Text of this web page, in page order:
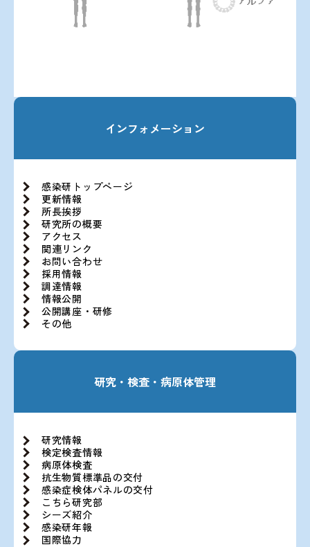
インフォメーション
感染研トップページ
更新情報
所長挨拶
研究所の概要
アクセス
関連リンク
お問い合わせ
採用情報
調達情報
情報公開
公開講座・研修
その他
研究・検査・病原体管理
研究情報
検定検査情報
病原体検査
抗生物質標準品の交付
感染症検体パネルの交付
こちら研究部
シーズ紹介
感染研年報
国際協力